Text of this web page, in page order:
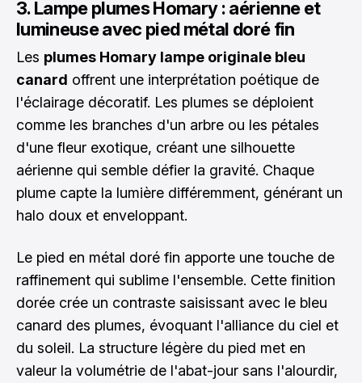
3. Lampe plumes Homary : aérienne et
lumineuse avec pied métal doré fin
Les plumes Homary lampe originale bleu
canard offrent une interprétation poétique de
l'éclairage décoratif. Les plumes se déploient
comme les branches d'un arbre ou les pétales
d'une fleur exotique, créant une silhouette
aérienne qui semble défier la gravité. Chaque
plume capte la lumière différemment, générant un
halo doux et enveloppant.
Le pied en métal doré fin apporte une touche de
raffinement qui sublime l'ensemble. Cette finition
dorée crée un contraste saisissant avec le bleu
canard des plumes, évoquant l'alliance du ciel et
du soleil. La structure légère du pied met en
valeur la volumétrie de l'abat-jour sans l'alourdir,